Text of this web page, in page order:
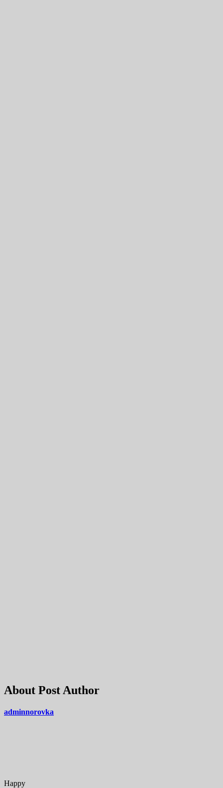
About Post Author
adminnorovka
Happy